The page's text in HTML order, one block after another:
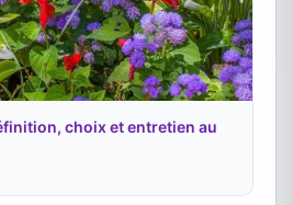
choix et entretien au